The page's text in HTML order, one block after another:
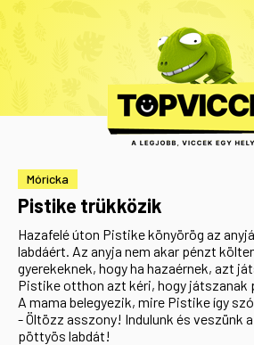
Móricka
Pistike trükközik
Hazafelé úton Pistike könyörög az
labdáért. Az anyja nem akar pénzt
gyerekeknek, hogy ha hazaérnek, azt
Pistike otthon azt kéri, hogy játszanak
A mama belegyezik, mire Pistike így
- Öltözz asszony! Indulunk és veszünk
pöttyös labdát!